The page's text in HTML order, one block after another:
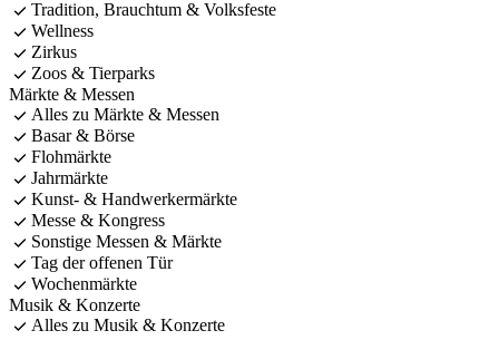
Tradition, Brauchtum & Volksfeste
Wellness
Zirkus
Zoos & Tierparks
Märkte & Messen
Alles zu Märkte & Messen
Basar & Börse
Flohmärkte
Jahrmärkte
Kunst- & Handwerkermärkte
Messe & Kongress
Sonstige Messen & Märkte
Tag der offenen Tür
Wochenmärkte
Musik & Konzerte
Alles zu Musik & Konzerte